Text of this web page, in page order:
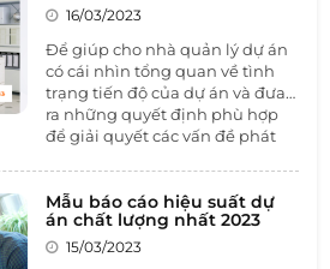
được 15mẫu quản lý dự án
bằng Excelchuyên nghiệp sẽ
giúp cho bạn có thể quản lý dự
án một cách dễ dàng và tiết
kiệm chi phí. Hãy cùng 1BOSS
tìm hiểu qua bài viết dưới đây
16/03/2023
Để giúp cho nhà quản lý dự án
có cái nhìn tổng quan về tình
trạng tiến độ của dự án và đưa
ra những quyết định phù hợp
để giải quyết các vấn đề phát
Hãy cùng 1BOSS tìm hiểu qua
bài viết dưới đây.
Mẫu báo cáo hiệu suất dự
án chất lượng nhất 2023
15/03/2023